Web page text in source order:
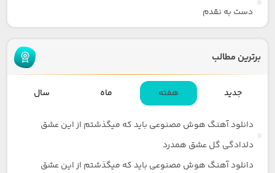
دست به نقدم
برترین مطالب
جدید هفته ماه سال
دانلود آهنگ هوش مصنوعی باید که میگذشتم از این عشق
دلدادگی گل عشق همدرد
دانلود آهنگ هوش مصنوعی باید که میگذشتم از این عشق